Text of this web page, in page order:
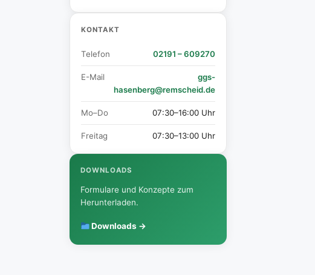
KONTAKT
Telefon 02191 – 609270
E-Mail
ggs-
hasenberg@remscheid.de
Mo–Do 07:30–16:00 Uhr
Freitag 07:30–13:00 Uhr
DOWNLOADS
Formulare und Konzepte zum
Herunterladen.
Downloads →